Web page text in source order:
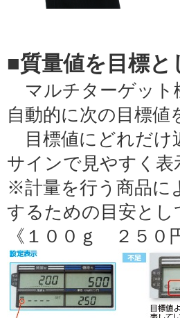
■質量値を目標
マルチターゲット
自動的に次の目標
目標値にどれだけ
サインで見やすく
※計量を行う商品に
するための目安と
《１００ｇ ２５０